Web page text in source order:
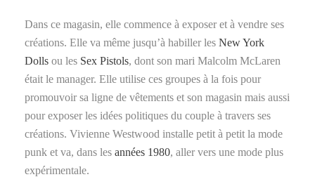
Dans ce magasin, elle commence à exposer et à vendre ses
créations. Elle va même jusqu’à habiller les New York
Dolls ou les Sex Pistols, dont son mari Malcolm McLaren
était le manager. Elle utilise ces groupes à la fois pour
promouvoir sa ligne de vêtements et son magasin mais aussi
pour exposer les idées politiques du couple à travers ses
créations. Vivienne Westwood installe petit à petit la mode
punk et va, dans les années 1980, aller vers une mode plus
expérimentale.